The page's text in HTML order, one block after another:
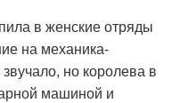
в женские отряды
на механика-
но королева в
машиной и